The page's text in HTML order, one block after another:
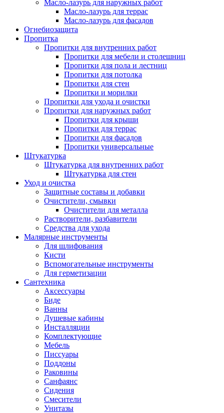
Масло-лазурь для наружных работ
Масло-лазурь для террас
Масло-лазурь для фасадов
Огнебиозащита
Пропитка
Пропитки для внутренних работ
Пропитки для мебели и столешниц
Пропитки для пола и лестниц
Пропитки для потолка
Пропитки для стен
Пропитки и морилки
Пропитки для ухода и очистки
Пропитки для наружных работ
Пропитки для крыши
Пропитки для террас
Пропитки для фасадов
Пропитки универсальные
Штукатурка
Штукатурка для внутренних работ
Штукатурка для стен
Уход и очистка
Защитные составы и добавки
Очистители, смывки
Очистители для металла
Растворители, разбавители
Средства для ухода
Малярные инструменты
Для шлифования
Кисти
Вспомогательные инструменты
Для герметизации
Сантехника
Аксессуары
Биде
Ванны
Душевые кабины
Инсталляции
Комплектующие
Мебель
Писсуары
Поддоны
Раковины
Санфаянс
Сидения
Смесители
Унитазы